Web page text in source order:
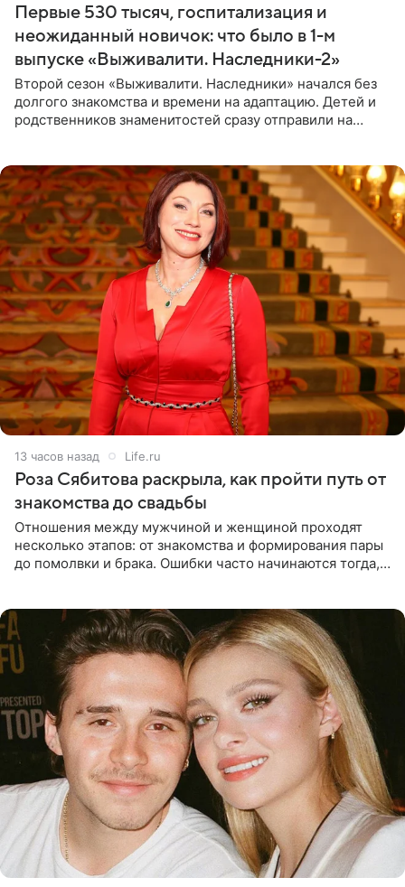
Первые 530 тысяч, госпитализация и
неожиданный новичок: что было в 1-м
выпуске «Выживалити. Наследники-2»
Второй сезон «Выживалити. Наследники» начался без
долгого знакомства и времени на адаптацию. Детей и
родственников знаменитостей сразу отправили на
13 часов назад Life.ru
Роза Сябитова раскрыла, как пройти путь от
знакомства до свадьбы
Отношения между мужчиной и женщиной проходят
несколько этапов: от знакомства и формирования пары
до помолвки и брака. Ошибки часто начинаются тогда,